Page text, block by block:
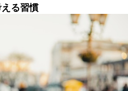
る習慣